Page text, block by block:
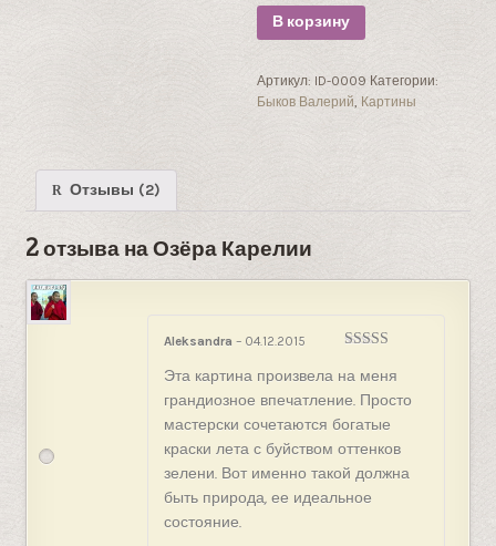
В корзину
Артикул: ID-0009 Категории:
Быков Валерий, Картины
Отзывы (2)
2 отзыва наОзёра Карелии
5
Aleksandra – 04.12.2015
Эта картина произвела на меня
грандиозное впечатление. Просто
мастерски сочетаются богатые
краски лета с буйством оттенков
зелени. Вот именно такой должна
быть природа, ее идеальное
состояние.